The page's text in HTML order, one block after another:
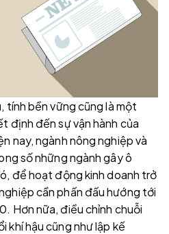
tính bền vững cũng là một
định đến sự vận hành của
nay, ngành nông nghiệp và
số những ngành gây ô
để hoạt động kinh doanh trở
cần phấn đấu hướng tới
Hơn nữa, điều chỉnh chuỗi
khí hậu cũng như lập kế